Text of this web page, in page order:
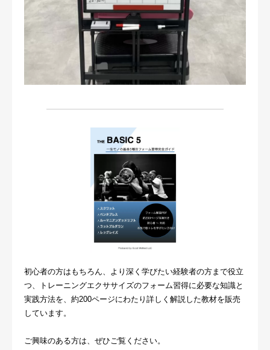
初心者の方はもちろん、より深く学びたい経験者の方まで役立
つ、トレーニングエクササイズのフォーム習得に必要な知識と
実践方法を、約200ページにわたり詳しく解説した教材を販売
しています。
ご興味のある方は、ぜひご覧ください。